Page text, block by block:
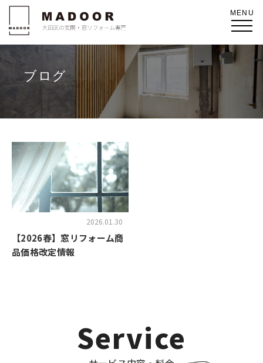
ブログ
2026.01.30
【2026春】窓リフォーム商
品価格改定情報
Service